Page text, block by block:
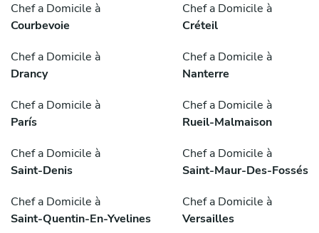
Chef a Domicile à
Courbevoie
Chef a Domicile à
Créteil
Chef a Domicile à
Drancy
Chef a Domicile à
Nanterre
Chef a Domicile à
París
Chef a Domicile à
Rueil-Malmaison
Chef a Domicile à
Saint-Denis
Chef a Domicile à
Saint-Maur-Des-Fossés
Chef a Domicile à
Saint-Quentin-En-Yvelines
Chef a Domicile à
Versailles